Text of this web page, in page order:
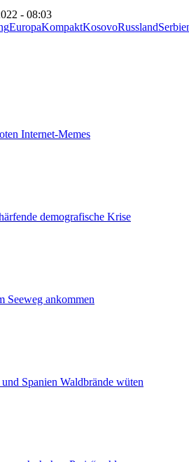
- 08:03
EuropaKompaktKosovoRussland
Internet-Memes
demografische Krise
Seeweg ankommen
Spanien Waldbrände wüten